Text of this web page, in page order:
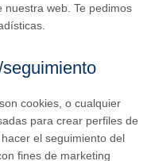
web. Te pedimos
cookies, o cualquier
para crear perfiles de
el seguimiento del
fines de marketing